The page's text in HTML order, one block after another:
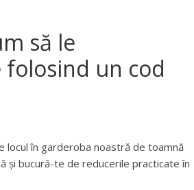
să le
un cod
locul în garderoba noastră de toamnă
și bucură-te de reducerile practicate în